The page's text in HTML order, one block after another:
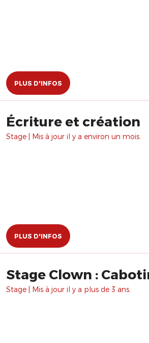
PLUS D'INFOS
Écriture et création
Stage | Mis à jour il y a environ un mois.
PLUS D'INFOS
Stage Clown :
Stage | Mis à jour il y a plus de 3 ans.